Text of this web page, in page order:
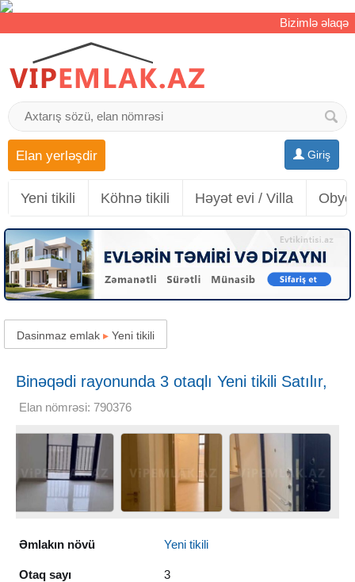
Bizimlə əlaqə
Giriş
Elan yerləşdir
Yeni tikili Köhnə tikili Həyət evi / Villa
Dasinmaz emlak ▸ Yeni tikili
Binəqədi rayonunda 3 otaqlı Yeni tikili Satılır,
95 m²
Elan nömrəsi: 790376
Əmlakın növü Yeni tikili
Otaq sayı 3